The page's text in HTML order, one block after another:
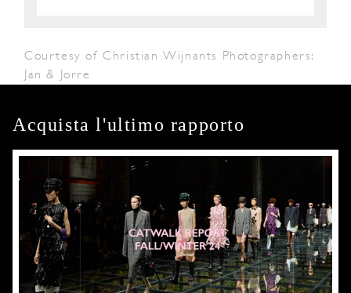
Courtesy of Christian Wijnants Photographers:
Jan & Jorre
Acquista l'ultimo rapporto